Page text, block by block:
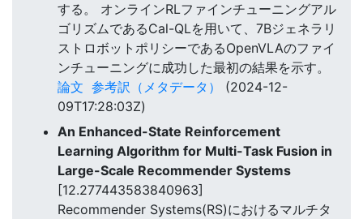
する。 オンラインRLファインチューニングアル
ゴリズムであるCal-QLを用いて、7Bジェネラリ
ストロボットポリシーであるOpenVLAのファイ
ンチューニングに成功した最初の結果を示す。
論文 参考訳（メタデータ）
(2024-12-
09T17:28:03Z)
An Enhanced-State Reinforcement
Learning Algorithm for Multi-Task Fusion in
Large-Scale Recommender Systems
[12.277443583840963]
Recommender Systems(RS)におけるマルチタ